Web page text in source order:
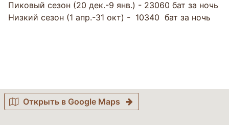
Пиковый сезон (20 дек.-9 янв.) - 23060 бат за ночь
Низкий сезон (1 апр.-31 окт) - 10340 бат за ночь
Открыть в Google Maps